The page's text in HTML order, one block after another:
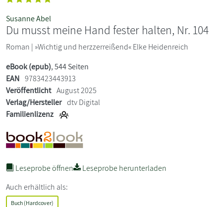
Susanne Abel
Du musst meine Hand fester halten, Nr. 104
Roman | »Wichtig und herzzerreißend« Elke Heidenreich
eBook (epub), 544 Seiten
EAN 9783423443913
Veröffentlicht August 2025
Verlag/Hersteller dtv Digital
Familienlizenz
Leseprobe öffnen
Leseprobe herunterladen
Auch erhältlich als:
Buch (Hardcover)